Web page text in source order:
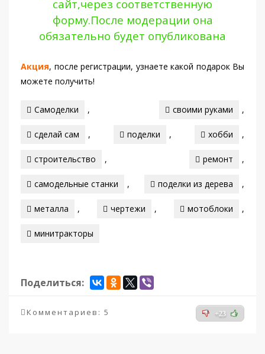
сайт,через соответственную
форму.После модерации она
обязательно будет опубликована
Акция, после регистрации, узнаете какой подарок Вы
можете получить!
Самоделки , своими руками ,
сделай сам , поделки , хобби ,
строительство , ремонт ,
самодельные станки , поделки из дерева ,
металла , чертежи , мотоблоки ,
минитракторы
Поделиться:
Комментариев: 5 +23